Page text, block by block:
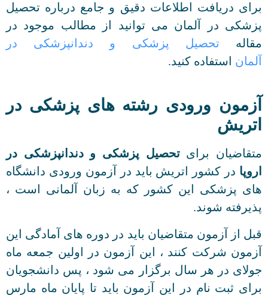
برای دریافت اطلاعات دقیق و جامع درباره تحصیل
پزشکی در آلمان می توانید از مطالب موجود در
مقاله تحصیل پزشکی و دندانپزشکی در
آلمان استفاده کنید.
آزمون ورودی رشته های پزشکی در
اتریش
متقاضیان برایتحصیل پزشکی و دندانپزشکی در
اروپا در کشور اتریش باید در آزمون ورودی دانشگاه
های پزشکی این کشور که به زبان آلمانی است ،
پذیرفته شوند.
قبل از آزمون متقاضیان باید در دوره های آمادگی این
آزمون شرکت کنند ، این آزمون در اولین جمعه ماه
جولای در هر سال برگزار می شود ، پس دانشجویان
برای ثبت نام در این آزمون باید تا پایان ماه مارس